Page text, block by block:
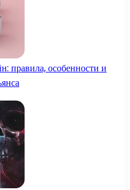
правила, особенности и